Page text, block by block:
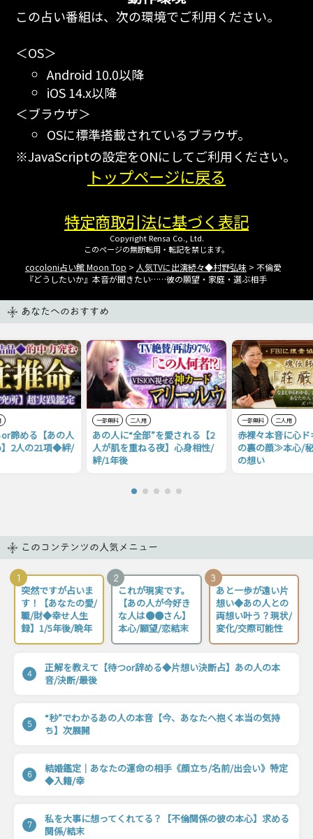
この占い番組は、次の環境でご利用ください。
＜OS＞
Android 10.0以降
iOS 14.x以降
＜ブラウザ＞
OSに標準搭載されているブラウザ。
※JavaScriptの設定をONにしてご利用ください。
トップページに戻る
特定商取引法に基づく表記
Copyright Rensa Co., Ltd.
このページの無断転用・転記を禁じます。
cocoloni占い館 Moon Top > 人気TVに出演続々◆村野弘味> 不倫愛
『どうしたいか』本音が聞きたい……彼の願望・家庭・選ぶ相手
あなたへのおすすめ
諦める【あの人
】2人の21項◆絆/
一部無料 二人用
あの人に“全部”を愛される【2
人が肌を重ねる夜】心身相性/
絆/1年後
一部無料 二人用
赤裸々本音に心
の裏の顔≫本心/
の想い
このコンテンツの人気メニュー
1
突然ですが占いま
す！【あなたの愛/
職/財◆幸せ人生
録】1/5年後/晩年
2
これが現実です。
【あの人が今好き
な人は●●さん】
本心/願望/恋結末
3
あと一歩が遠い片
想い◆あの人との
両想い叶う？現状/
変化/交際可能性
4
正解を教えて【待つor辞める◆片想い決断占】あの人の本
音/決断/最後
5
“秒”でわかるあの人の本音【今、あなたへ抱く本当の気持
ち】次展開
6
結婚鑑定｜あなたの運命の相手《顔立ち/名前/出会い》特定
◆入籍/幸
7
私を大事に想ってくれてる？【不倫関係の彼の本心】求める
関係/結末